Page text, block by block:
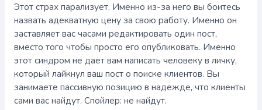
Этот страх парализует. Именно из-за него вы боитесь
назвать адекватную цену за свою работу. Именно он
заставляет вас часами редактировать один пост,
вместо того чтобы просто его опубликовать. Именно
этот синдром не дает вам написать человеку в личку,
который лайкнул ваш пост о поиске клиентов. Вы
занимаете пассивную позицию в надежде, что клиенты
сами вас найдут. Спойлер: не найдут.